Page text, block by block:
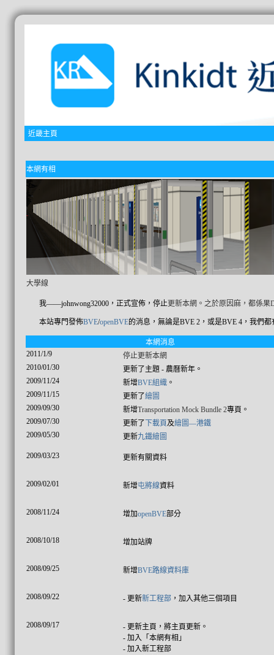
近畿主頁
本網有相
大學線
我——johnwong32000，正式宣佈，停止更新本網。之於原因麻，都係果
本站專門發佈BVE/openBVE的消息，無論是BVE 2，或是BVE 4，我們
本網消息
2011/1/9
停止更新本網
2010/01/30
更新了主題 - 農曆新年。
2009/11/24
新增BVE組織 。
2009/11/15
更新了繪圖
2009/09/30
新增Transportation Mock Bundle 2專頁。
2009/07/30
更新了 下載頁及繪圖—港鐵
2009/05/30
更新九鐵繪圖
2009/03/23 更新有關資料
2009/02/01 新增屯將線資料
2008/11/24 增加openBVE部分
2008/10/18 增加站牌
2008/09/25 新增BVE路線資料庫
2008/09/22 - 更新新工程部 ，加入其他三個項目
2008/09/17
- 更新主頁，將主頁更新。
- 加入「本網有相」
- 加入新工程部